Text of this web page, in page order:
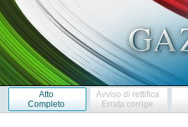
Atto
Completo
Avviso di rettifica
Errata corrige